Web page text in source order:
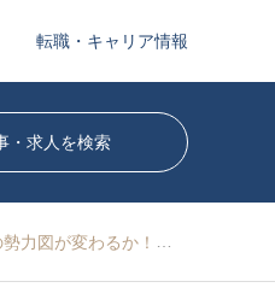
転職・キャリア情報
業わずか10年で世界15位のネットワーク PKFインターナショナルに加盟できた理由とは？